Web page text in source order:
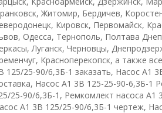
Житомир, Бердичев,
Кировск, Первомайск,
Одесса, Тернополь, Полтава
Луганск, Черновцы,
Красноперекопск, а также
125/25-90/6,3Б-1 заказать, Насос А1
Насос А1 3В 125-25-90-6,3Б-1
25-90/6,3Б-1, Ремкомлект насоса
А1 3В 125/25-90/6,3Б-1 чертеж,